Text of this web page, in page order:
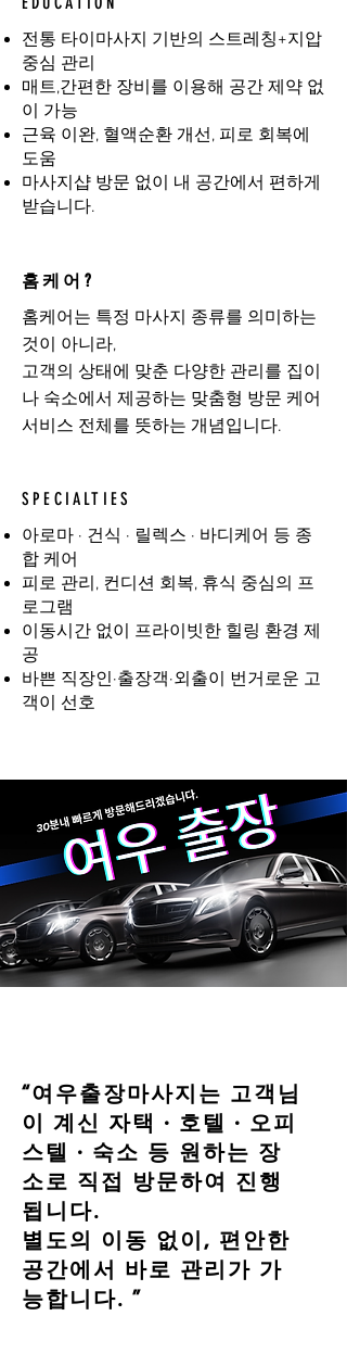
전통 타이마사지 기반의 스트레칭+지압
중심 관리
매트,간편한 장비를 이용해 공간 제약 없
이 가능
근육 이완, 혈액순환 개선, 피로 회복에
도움
마사지샵 방문 없이 내 공간에서 편하게
받습니다.
홈케어?
홈케어는 특정 마사지 종류를 의미하는
것이 아니라,
고객의 상태에 맞춘 다양한 관리를 집이
나 숙소에서 제공하는 맞춤형 방문 케어
서비스 전체를 뜻하는 개념입니다.
SPECIALTIES
아로마 · 건식 · 릴렉스 · 바디케어 등 종
합 케어
피로 관리, 컨디션 회복, 휴식 중심의 프
로그램
이동시간 없이 프라이빗한 힐링 환경 제
공
바쁜 직장인·출장객·외출이 번거로운 고
객이 선호
“여우출장마사지는 고객님
이 계신 자택 · 호텔 · 오피
스텔 · 숙소 등 원하는 장
소로 직접 방문하여 진행
됩니다.
별도의 이동 없이, 편안한
공간에서 바로 관리가 가
능합니다. ”